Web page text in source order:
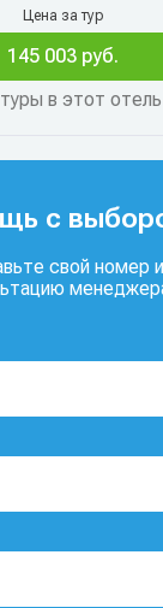
в этот отель
Цена за тур
145 003 руб.
с
свой номер и